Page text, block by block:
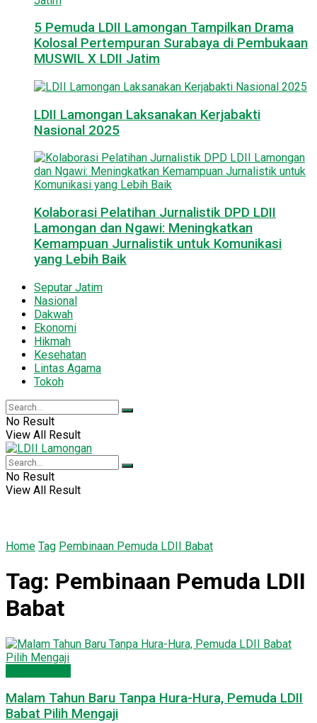
5 Pemuda LDII Lamongan Tampilkan Drama
Kolosal Pertempuran Surabaya di Pembukaan
MUSWIL X LDII Jatim
LDII Lamongan Laksanakan Kerjabakti
Nasional 2025
Kolaborasi Pelatihan Jurnalistik DPD LDII
Lamongan dan Ngawi: Meningkatkan
Kemampuan Jurnalistik untuk Komunikasi
yang Lebih Baik
Seputar Jatim
Nasional
Dakwah
Ekonomi
Hikmah
Kesehatan
Lintas Agama
Tokoh
No Result
View All Result
No Result
View All Result
Home Tag Pembinaan Pemuda LDII Babat
Tag: Pembinaan Pemuda LDII
Babat
Malam Tahun Baru Tanpa Hura-Hura, Pemuda LDII
Babat Pilih Mengaji